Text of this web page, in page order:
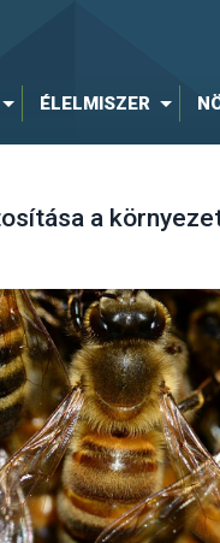
ÉLELMISZER
a